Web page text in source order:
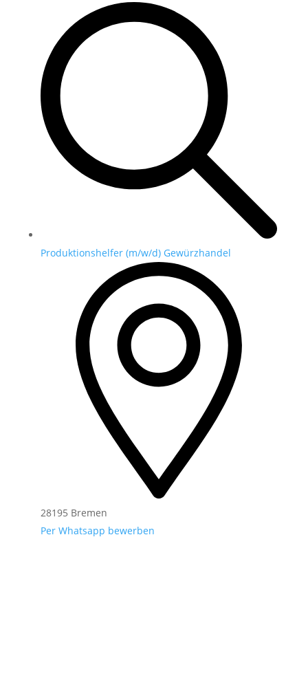
Produktionshelfer (m/w/d) Gewürzhandel
28195 Bremen
Per Whatsapp bewerben